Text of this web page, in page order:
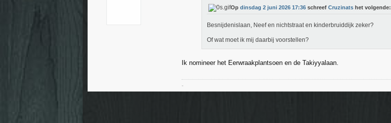
Op dinsdag 2 juni 2026 17:36 schreef Cruzinats het volgende:
Besnijdenislaan, Neef en nichtstraat en kinderbruiddijk zeker?
Of wat moet ik mij daarbij voorstellen?
Ik nomineer het Eerwraakplantsoen en de Takiyyalaan.
-